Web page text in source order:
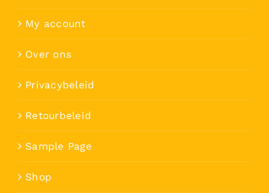
My account
Over ons
Privacybeleid
Retourbeleid
Sample Page
Shop